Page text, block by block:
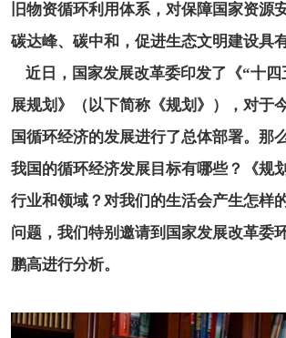
旧物资循环利用体系，对保障国家资源
碳达峰、碳中和，促进生态文明建设具
近日，国家发展改革委印发了《“十四
展规划》（以下简称《规划》），对于
国循环经济的发展进行了总体部署。那
我国的循环经济发展目标有哪些？《规
行业和领域？对我们的生活会产生怎样
问题，我们特别邀请到国家发展改革委
鹏高进行分析。